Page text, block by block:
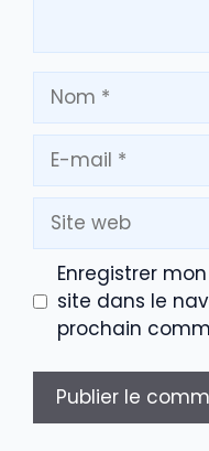
Nom
mail
Site
web
Enregistrer
site dans le
prochain